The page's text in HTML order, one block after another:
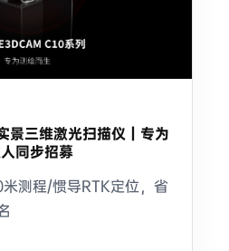
景三维激光扫描仪｜专为
同步招募
测程/惯导RTK定位，省